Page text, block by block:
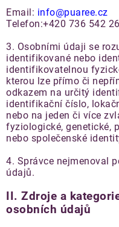
Email: info@puaree.cz
Telefon:+420 736 542
3. Osobními údaji se
identifikované nebo
identifikovatelnou
kterou lze přímo či
odkazem na určitý
identifikační číslo,
nebo na jeden či více
fyziologické, genetické,
nebo společenské
4. Správce nejmenoval
údajů.
II. Zdroje a
osobních údajů